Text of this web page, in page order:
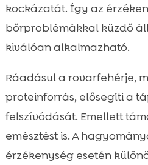
kockázatát. Így az
bőrproblémákkal küzdő
kiválóan alkalmazható.
Ráadásul a rovarfehérje,
proteinforrás, elősegíti a
felszívódását. Emellett
emésztést is. A
érzékenység esetén